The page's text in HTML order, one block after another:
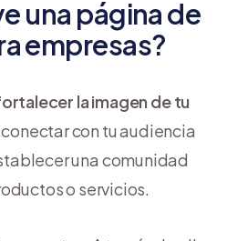
una página de
empresas?
la imagen de tu
con tu audiencia
una comunidad
o servicios.